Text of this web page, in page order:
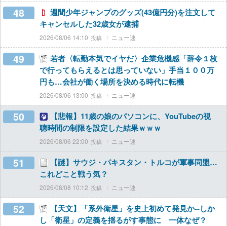
48
週間少年ジャンプのグッズ(43億円分)を注文して
キャンセルした32歳女が逮捕
2026/08/06 14:10 ニュー速
49
若者〈転勤本気でイヤだ〉企業危機感「辞令１枚
で行ってもらえるとは思っていない」手当１００万
円も…会社が働く場所を決める時代に転機
2026/08/06 13:00 ニュー速
50
【悲報】11歳の娘のパソコンに、YouTubeの視
聴時間の制限を設定した結果ｗｗｗ
2026/08/06 22:00 ニュー速
51
【謎】サウジ・パキスタン・トルコが軍事同盟…
これどこと戦う気？
2026/08/08 10:12 ニュー速
52
【天文】「系外衛星」を史上初めて発見か--しか
し「衛星」の定義を揺るがす事態に 一体なぜ？